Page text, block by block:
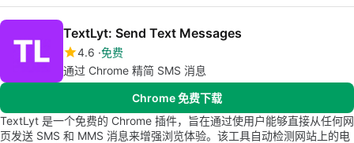
TextLyt: Send Text Messages
4.6 免费
通过 Chrome 精简 SMS 消息
Chrome 免费下载
TextLyt 是一个免费的 Chrome 插件，旨在通过使用户能够直接从任何网
页发送 SMS 和 MMS 消息来增强浏览体验。该工具自动检测网站上的电